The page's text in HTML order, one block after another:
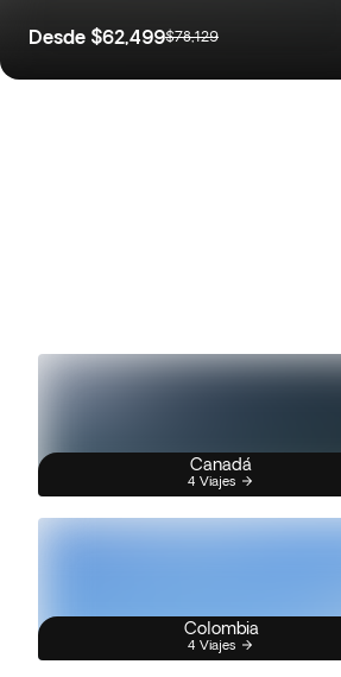
Desde $62,499$78,129
Canadá
4 Viajes
Colombia
4 Viajes